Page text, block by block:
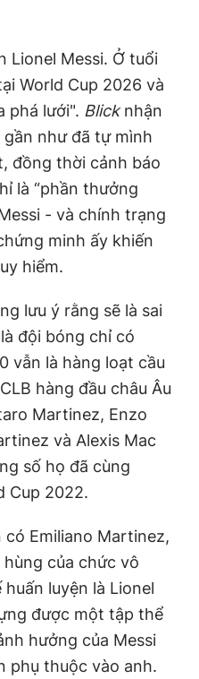
Lionel Messi. Ở tuổi
World Cup 2026 và
phá lưới". Blicknhận
như đã tự mình
đồng thời cảnh báo
là “phần thưởng
- và chính trạng
minh ấy khiến
hiểm.
lưu ý rằng sẽ là sai
đội bóng chỉ có
vẫn là hàng loạt cầu
hàng đầu châu Âu
Martinez, Enzo
và Alexis Mac
số họ đã cùng
Cup 2022.
Emiliano Martinez,
của chức vô
luyện là Lionel
được một tập thể
hưởng của Messi
phụ thuộc vào anh.